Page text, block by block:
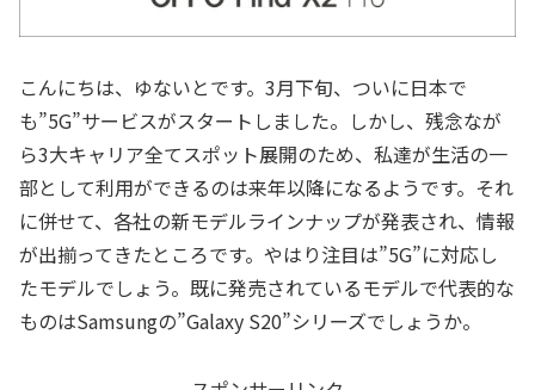
こんにちは、ゆないとです。3月下旬、ついに日本で
も”5G”サービスがスタートしました。しかし、残念なが
ら3大キャリア全てスポット展開のため、私達が生活の一
部として利用ができるのは来年以降になるようです。それ
に併せて、各社の新モデルラインナップが発表され、情報
が出揃ってきたところです。やはり注目は”5G”に対応し
たモデルでしょう。既に発売されているモデルで代表的な
ものはSamsungの”Galaxy S20”シリーズでしょうか。